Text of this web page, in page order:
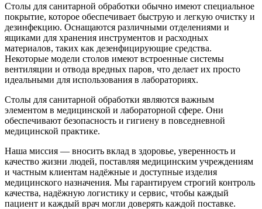
Столы для санитарной обработки обычно имеют специальное
покрытие, которое обеспечивает быструю и легкую очистку и
дезинфекцию. Оснащаются различными отделениями и
ящиками для хранения инструментов и расходных
материалов, таких как дезенфицирующие средства.
Некоторые модели столов имеют встроенные системы
вентиляции и отвода вредных паров, что делает их просто
идеальными для использования в лабораториях.
Столы для санитарной обработки являются важным
элементом в медицинской и лабораторной сфере. Они
обеспечивают безопасность и гигиену в повседневной
медицинской практике.
Наша миссия — вносить вклад в здоровье, уверенность и
качество жизни людей, поставляя медицинским учреждениям
и частным клиентам надёжные и доступные изделия
медицинского назначения. Мы гарантируем строгий контроль
качества, надёжную логистику и сервис, чтобы каждый
пациент и каждый врач могли доверять каждой поставке.